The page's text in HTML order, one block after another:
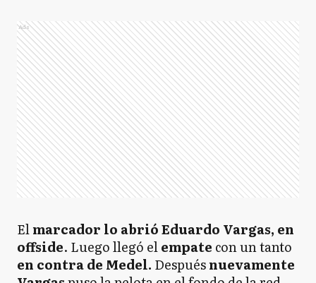
Ads
Elmarcador lo abrió Eduardo Vargas, en
offside. Luego llegó elempate con un tanto
en contra de Medel. Despuésnuevamente